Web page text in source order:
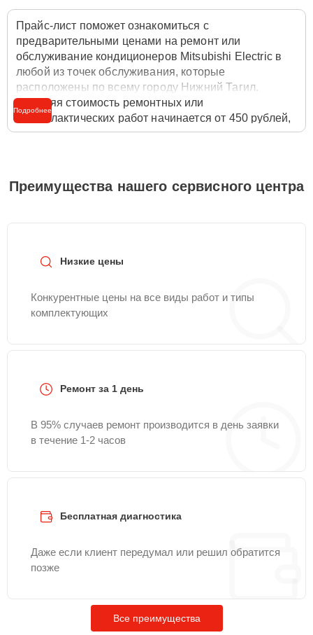
Прайс-лист поможет ознакомиться с
предварительными ценами на ремонт или
обслуживание кондиционеров Mitsubishi Electric в
любой из точек обслуживания, которые
расположены по всему городу Нижний Тагил.
Средняя стоимость ремонтных или
профилактических работ начинается от 450 рублей,
однако цены на разные виды комплектующих могут
уточнять со специалистом службы заботы о
клиентах. Для расчета итоговой стоимости ремонта
Center.
Подробнее
Преимущества нашего сервисного центра
Низкие цены
Конкурентные цены на все виды работ и типы
комплектующих
Ремонт за 1 день
В 95% случаев ремонт производится в день заявки
в течение 1-2 часов
Бесплатная диагностика
Даже если клиент передумал или решил обратится
позже
Все преимущества